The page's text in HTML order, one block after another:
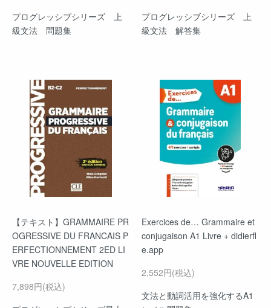
プログレッシブシリーズ 上
級文法 問題集
プログレッシブシリーズ 上
級文法 解答集
【テキスト】GRAMMAIRE PR
OGRESSIVE DU FRANCAIS P
ERFECTIONNEMENT 2ED LI
VRE NOUVELLE EDITION
7,898円(税込)
Exercices de… Grammaire et
conjugaison A1 Livre + didierfl
e.app
2,552円(税込)
文法と動詞活用を強化するA1